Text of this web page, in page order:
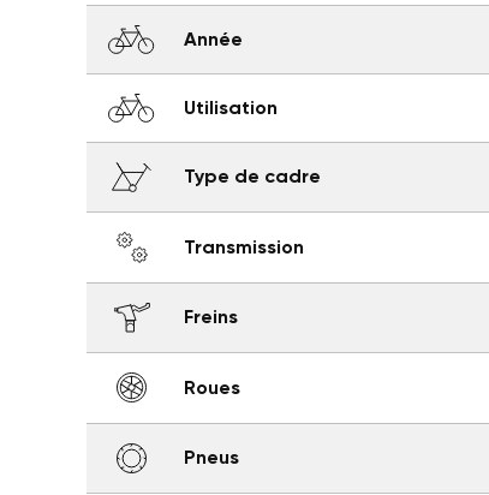
Année
Utilisation
Type de cadre
Transmission
Freins
Roues
Pneus